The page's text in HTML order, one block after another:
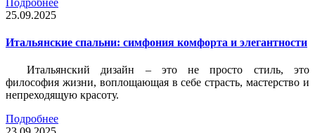
25.09.2025
Итальянские спальни: симфония комфорта и элегантности
Итальянский дизайн – это не просто стиль, это
философия жизни, воплощающая в себе страсть, мастерство и
непреходящую красоту.
Подробнее